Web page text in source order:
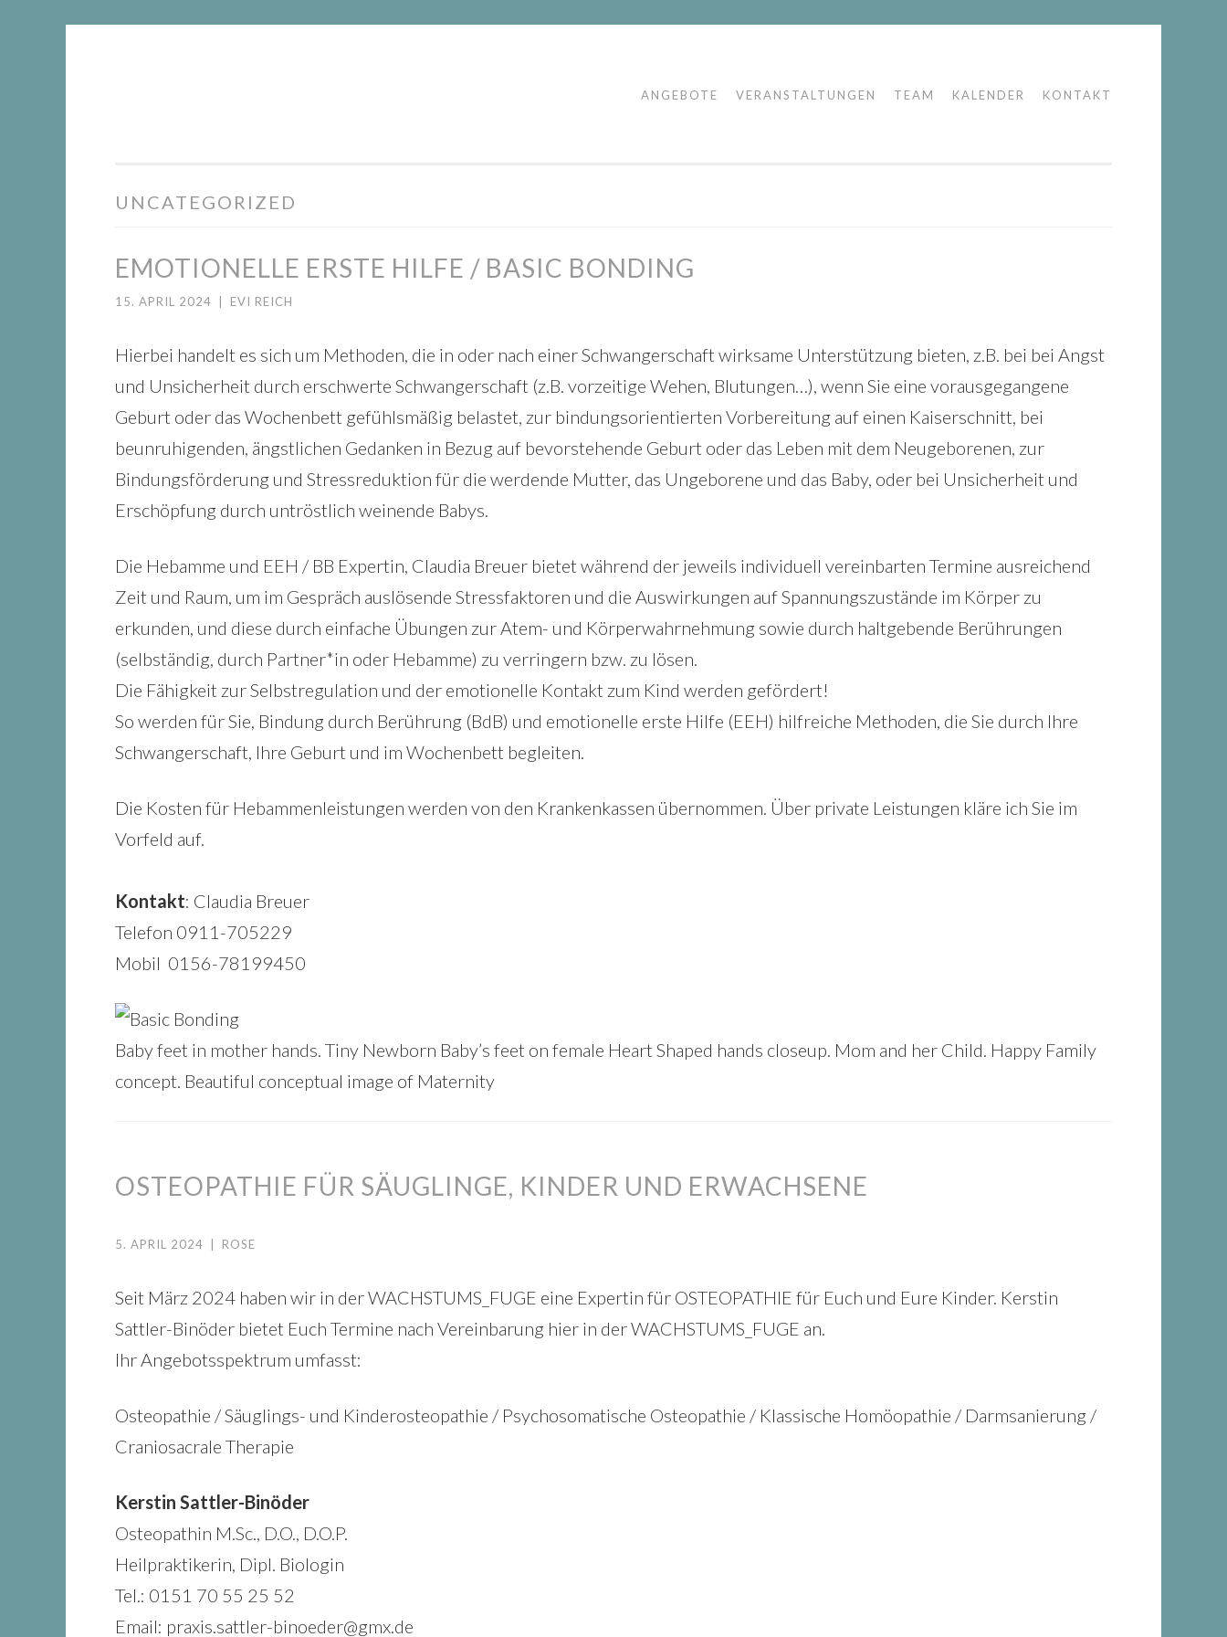
ANGEBOTE VERANSTALTUNGEN TEAM KALENDER KONTAKT
UNCATEGORIZED
EMOTIONELLE ERSTE HILFE / BASIC BONDING
15. APRIL 2024 EVI REICH
Hierbei handelt es sich um Methoden, die in oder nach einer Schwangerschaft wirksame Unterstützung bieten, z.B. bei bei Angst
und Unsicherheit durch erschwerte Schwangerschaft (z.B. vorzeitige Wehen, Blutungen…), wenn Sie eine vorausgegangene
Geburt oder das Wochenbett gefühlsmäßig belastet, zur bindungsorientierten Vorbereitung auf einen Kaiserschnitt, bei
beunruhigenden, ängstlichen Gedanken in Bezug auf bevorstehende Geburt oder das Leben mit dem Neugeborenen, zur
Bindungsförderung und Stressreduktion für die werdende Mutter, das Ungeborene und das Baby, oder bei Unsicherheit und
Erschöpfung durch untröstlich weinende Babys.
Die Hebamme und EEH / BB Expertin, Claudia Breuer bietet während der jeweils individuell vereinbarten Termine ausreichend
Zeit und Raum, um im Gespräch auslösende Stressfaktoren und die Auswirkungen auf Spannungszustände im Körper zu
erkunden, und diese durch einfache Übungen zur Atem- und Körperwahrnehmung sowie durch haltgebende Berührungen
(selbständig, durch Partner*in oder Hebamme) zu verringern bzw. zu lösen.
Die Fähigkeit zur Selbstregulation und der emotionelle Kontakt zum Kind werden gefördert!
So werden für Sie, Bindung durch Berührung (BdB) und emotionelle erste Hilfe (EEH) hilfreiche Methoden, die Sie durch Ihre
Schwangerschaft, Ihre Geburt und im Wochenbett begleiten.
Die Kosten für Hebammenleistungen werden von den Krankenkassen übernommen. Über private Leistungen kläre ich Sie im
Vorfeld auf.
Kontakt: Claudia Breuer
Telefon 0911-705229
Mobil 0156-78199450
Baby feet in mother hands. Tiny Newborn Baby’s feet on female Heart Shaped hands closeup. Mom and her Child. Happy Family
concept. Beautiful conceptual image of Maternity
OSTEOPATHIE FÜR SÄUGLINGE, KINDER UND ERWACHSENE
5. APRIL 2024 ROSE
Seit März 2024 haben wir in der WACHSTUMS_FUGE eine Expertin für OSTEOPATHIE für Euch und Eure Kinder. Kerstin
Sattler-Binöder bietet Euch Termine nach Vereinbarung hier in der WACHSTUMS_FUGE an.
Ihr Angebotsspektrum umfasst:
Osteopathie / Säuglings- und Kinderosteopathie / Psychosomatische Osteopathie / Klassische Homöopathie / Darmsanierung /
Craniosacrale Therapie
Kerstin Sattler-Binöder
Osteopathin M.Sc., D.O., D.O.P.
Heilpraktikerin, Dipl. Biologin
Tel.: 0151 70 55 25 52
Email: praxis.sattler-binoeder@gmx.de